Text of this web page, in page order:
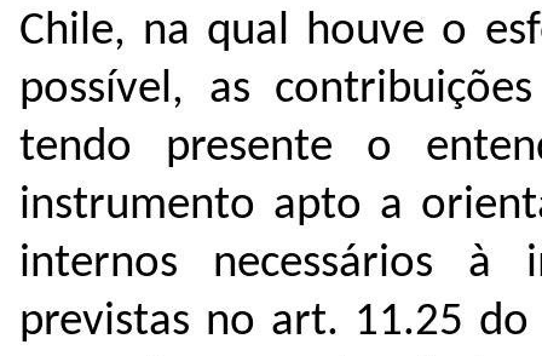
Chile, na qual houve o
possível, as
tendo presente o
instrumento apto a
internos necessários à
previstas no art. 11.25